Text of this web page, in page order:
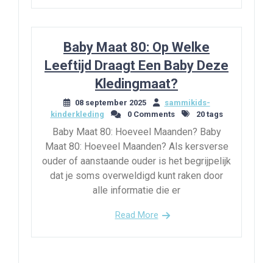
Baby Maat 80: Op Welke
Leeftijd Draagt Een Baby Deze
Kledingmaat?
08 september 2025
sammikids-
kinderkleding
0 Comments 20 tags
Baby Maat 80: Hoeveel Maanden? Baby
Maat 80: Hoeveel Maanden? Als kersverse
ouder of aanstaande ouder is het begrijpelijk
dat je soms overweldigd kunt raken door
alle informatie die er
Read More